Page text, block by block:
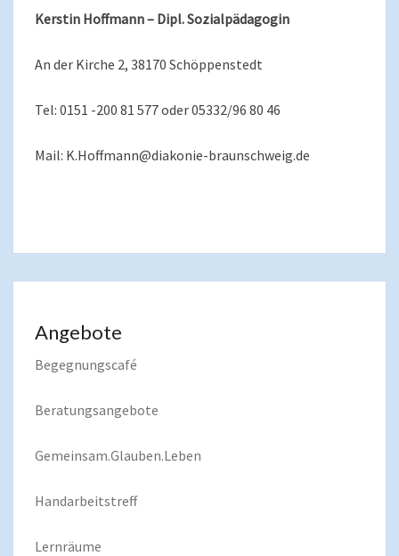
Kerstin Hoffmann – Dipl. Sozialpädagogin
An der Kirche 2, 38170 Schöppenstedt
Tel: 0151 -200 81 577 oder 05332/96 80 46
Mail: K.Hoffmann@diakonie-braunschweig.de
Angebote
Begegnungscafé
Beratungsangebote
Gemeinsam.Glauben.Leben
Handarbeitstreff
Lernräume